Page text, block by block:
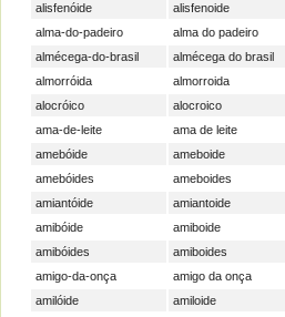
alisfenóide
alisfenoide
alma-do-padeiro
alma do padeiro
almécega-do-brasil
almécega do brasil
almorróida
almorroida
alocróico
alocroico
ama-de-leite
ama de leite
amebóide
ameboide
amebóides
ameboides
amiantóide
amiantoide
amibóide
amiboide
amibóides
amiboides
amigo-da-onça
amigo da onça
amilóide
amiloide